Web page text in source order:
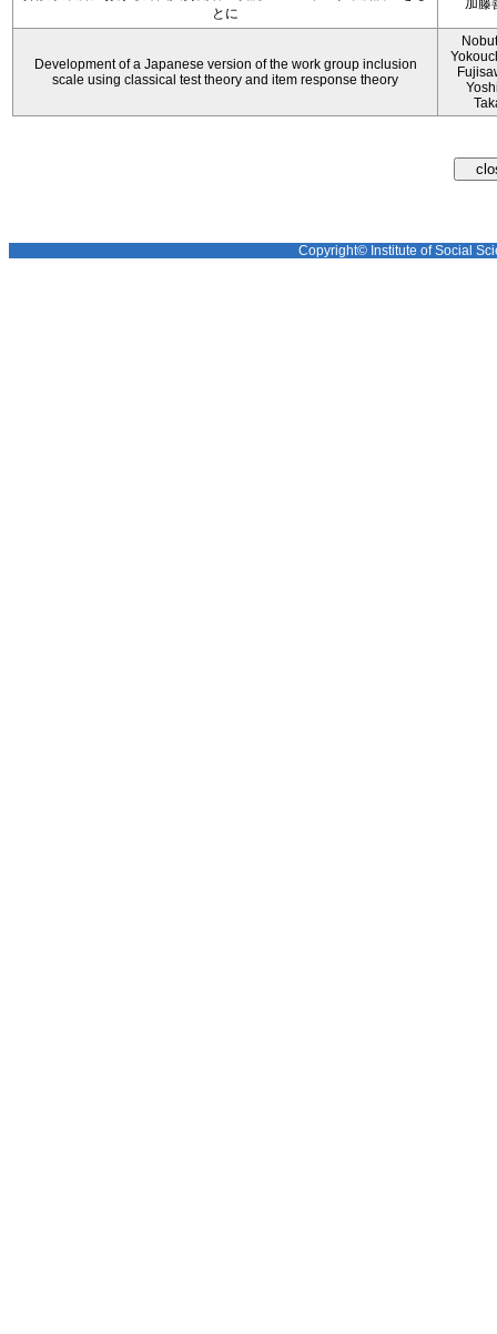
とに
加藤
Development of a Japanese version of the work group inclusion
scale using classical test theory and item response theory
Copyright© Institute of Social